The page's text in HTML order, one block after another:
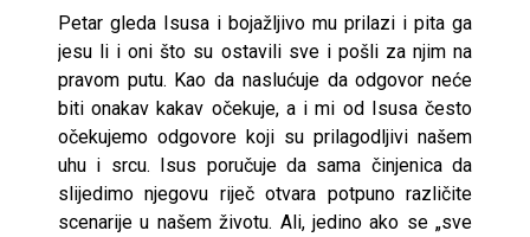
Petar gleda Isusa i bojažljivo mu prilazi i pita ga
jesu li i oni što su ostavili sve i pošli za njim na
pravom putu. Kao da naslućuje da odgovor neće
biti onakav kakav očekuje, a i mi od Isusa često
očekujemo odgovore koji su prilagodljivi našem
uhu i srcu. Isus poručuje da sama činjenica da
slijedimo njegovu riječ otvara potpuno različite
scenarije u našem životu. Ali, jedino ako se „sve